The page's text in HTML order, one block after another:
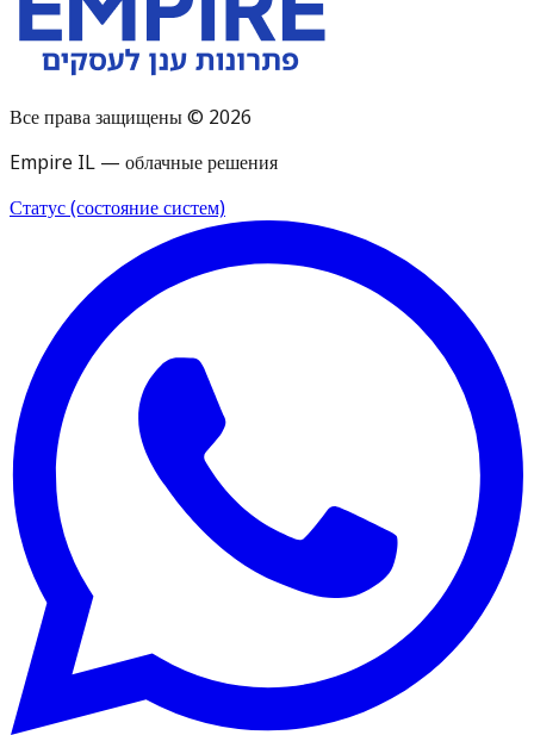
Все права защищены © 2026
Empire IL — облачные решения
Статус (состояние систем)